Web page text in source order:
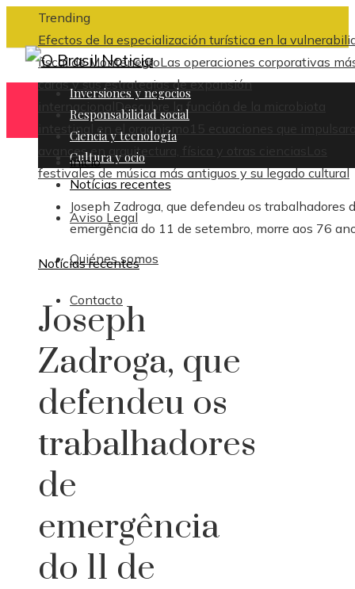
Trending
Efectos de la especialización turística en la
fiscal de MontenegroLas operaciones corporativas
caras y sus estrategias de expansión
internacional
Descubre la función de la microbiota
intestinal en el organismo
15 ecuaciones que
avances en arquitectura, física y otras ciencias
Los
festivales de música más antiguos y su legado cultural
Aviso Legal
Quiénes somos
Contacto
Inversiones y negocios
Responsabilidad social
Ciencia y tecnología
Cultura y ocio
Inicio
Notícias recentes
Joseph Zadroga, que defendeu os trabalhadores
emergência do 11 de setembro, morre aos 76
Notícias recentes
Joseph
Zadroga, que
defendeu os
trabalhadores
de
emergência
do 11 de